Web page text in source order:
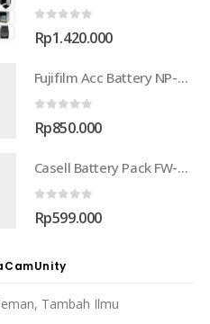
Rp1.420.000
Fujifilm Acc Battery NP-W126S
Rp850.000
Casell Battery Pack FW-50 With Triple Charger
Rp599.000
Tambah Ilmu